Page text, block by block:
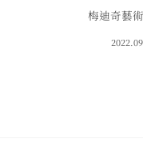
梅迪奇藝